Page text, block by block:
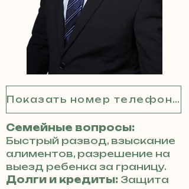
Показать номер телефона
Семейные вопросы:
Быстрый развод, взыскание
алиментов, разрешение на
выезд ребенка за границу.
Долги и кредиты: Защита